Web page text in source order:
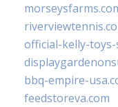
official-kelly-
bbq-empire-
feedstoreva.com